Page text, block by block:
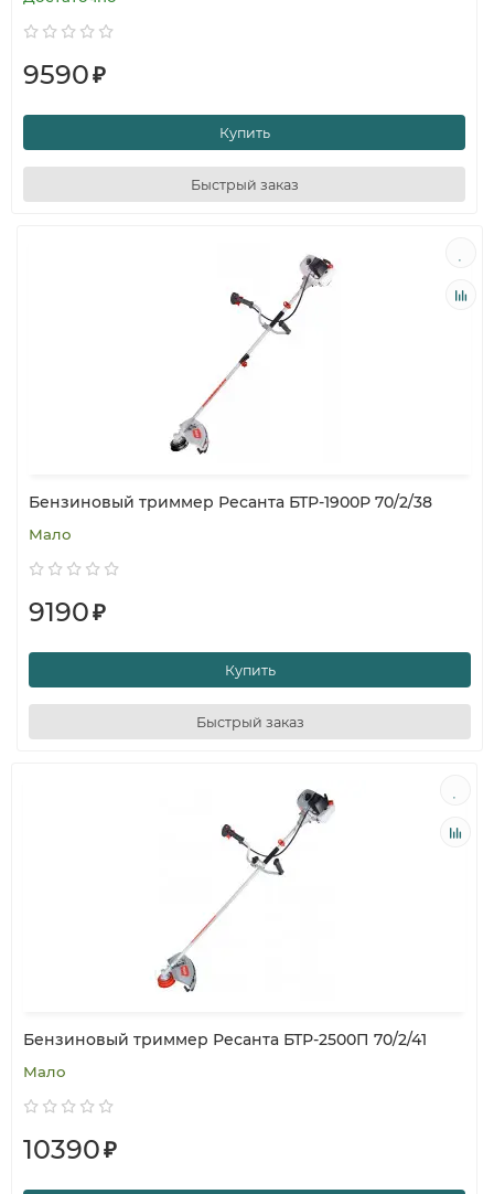
9590₽
Купить
Быстрый заказ
Бензиновый триммер Ресанта БТР-1900Р 70/2/38
Мало
9190₽
Купить
Быстрый заказ
Бензиновый триммер Ресанта БТР-2500П 70/2/41
Мало
10390₽